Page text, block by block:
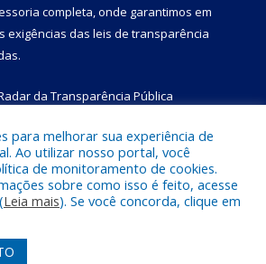
completa, onde garantimos em
exigências das leis de transparência
da Transparência Pública
a Prefeitura Municipal de Bom
Jesus do Tocantins.
Área Administrativa
para melhorar sua experiência de
Ao utilizar nosso portal, você
de monitoramento de cookies.
sobre como isso é feito, acesse
Leia mais). Se você concorda, clique em